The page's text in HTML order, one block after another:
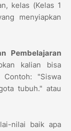
kelas (Kelas 1
menyiapkan
Pembelajaran
kalian bisa
"Siswa
tubuh." atau
nilai baik apa